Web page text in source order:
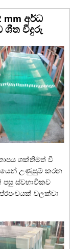
mm අර්ධ
ශීත වීදුරු
තාපය ශක්තිමත් වී
උණුසුම් කරන
පසු ස්වභාවිකව
වලක්වා